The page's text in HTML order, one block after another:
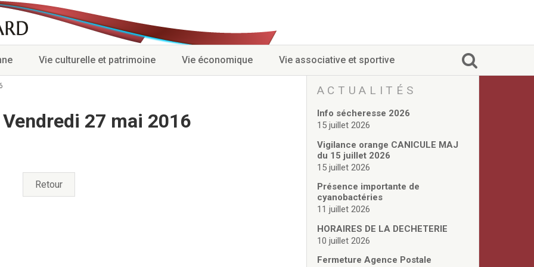
Vie culturelle et patrimoine Vie économique Vie associative et sportive
27 mai 2016
Retour
ACTUALITÉS
Info sécheresse 2026
15 juillet 2026
Vigilance orange CANICULE MAJ
du 15 juillet 2026
15 juillet 2026
Présence importante de
cyanobactéries
11 juillet 2026
HORAIRES DE LA DECHETERIE
10 juillet 2026
Fermeture Agence Postale